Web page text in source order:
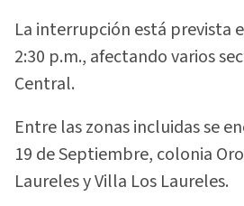
La interrupción está prevista
2:30 p.m., afectando varios
Central.
Entre las zonas incluidas se
19 de Septiembre, colonia
Laureles y Villa Los Laureles.